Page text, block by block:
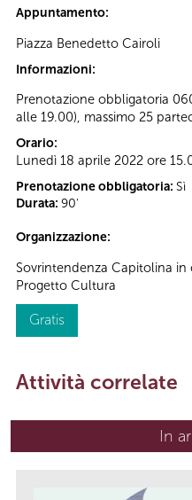
Appuntamento:
Piazza Benedetto Cairoli
Informazioni:
Prenotazione obbligatoria
alle 19.00), massimo 25
Orario:
Lunedì 18 aprile 2022 ore
Prenotazione obbligatoria: Sì
Durata: 90'
Organizzazione:
Sovrintendenza Capitolina
Progetto Cultura
Gratis
Attività correlate
In